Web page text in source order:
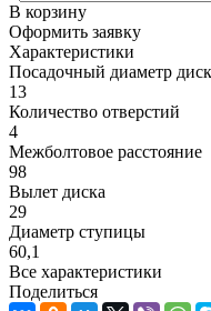
В корзину
Оформить заявку
Характеристики
Посадочный диаметр
13
Количество отверстий
4
Межболтовое расстояние
98
Вылет диска
29
Диаметр ступицы
60,1
Все характеристики
Поделиться